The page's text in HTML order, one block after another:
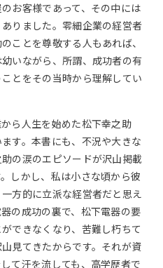
お客様であって、その中には
りました。零細企業の経営者
ことを尊敬する人もあれば、
いながら、所謂、成功者の有
とをその当時から理解してい
ら人生を始めた松下幸之助
す。本書にも、不況や大きな
の涙のエピソードが沢山掲載
しかし、私は小さな頃から彼
方的に立派な経営者だと思え
の成功の裏で、松下電器の要
できなくなり、苦難し朽ちて
見てきたからです。それが資
て汗を流しても、高学歴者で